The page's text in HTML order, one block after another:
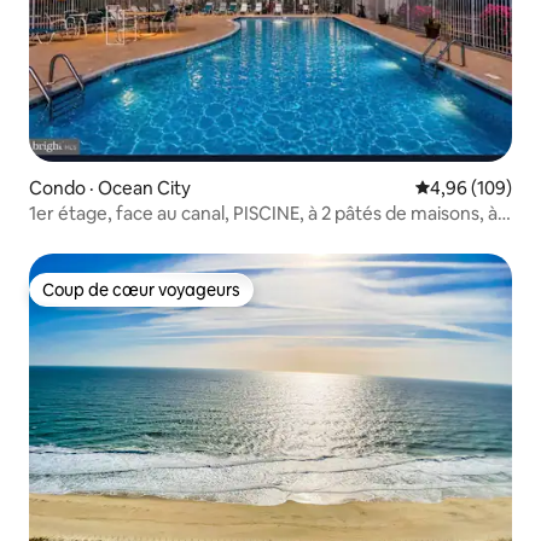
Condo · Ocean City Note
4,96 (109)
1er étage, face au canal, PISCINE, à 2 pâtés de maisons, à
Coup de cœur voyageurs
Coup de cœur voyageurs